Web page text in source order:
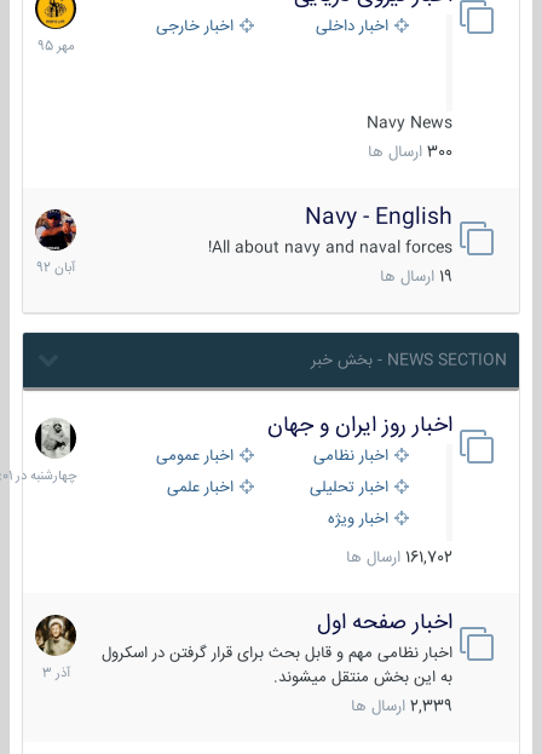
اخبار داخلی اخبار خارجی
Navy News
300 ارسال ها
مهر
1395
Navy - English
All about navy and naval forces!
ارسال ها
22
آبان
1392
NEWS SECTION - بخش خبر
اخبار روز ایران و جهان
اخبار نظامی
اخبار عمومی
اخبار تحلیلی
اخبار علمی
اخبار ویژه
161,702 ارسال ها
در
06:01
اخبار صفحه اول
اخبار نظامی مهم و قابل بحث برای قرار گرفتن در اسکرول
به این بخش منتقل میشوند.
2,339 ارسال ها
7
آذر
1403